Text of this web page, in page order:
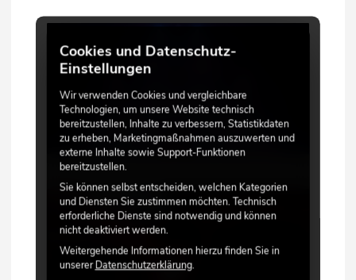
Cookies und Datenschutz-
Einstellungen
Wir verwenden Cookies und vergleichbare
Technologien, um unsere Website technisch
bereitzustellen, Inhalte zu verbessern, Statistikdaten
zu erheben, Marketingmaßnahmen auszuwerten und
externe Inhalte sowie Support-Funktionen
bereitzustellen.
Sie können selbst entscheiden, welchen Kategorien
und Diensten Sie zustimmen möchten. Technisch
erforderliche Dienste sind notwendig und können
nicht deaktiviert werden.
Weitergehende Informationen hierzu finden Sie in
unsererDatenschutzerklärung.